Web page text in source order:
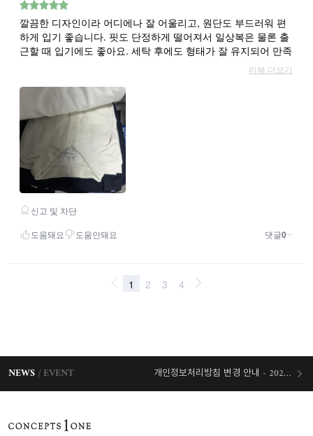
NEWS EVENT 개인정보처리방침 변경 안내 - 2026/07/30 시행